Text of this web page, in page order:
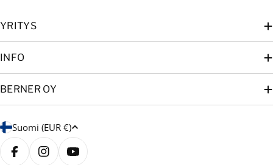
YRITYS
INFO
BERNER OY
M
a
a
Suomi (EUR €)
FacebookInstagramYouTube